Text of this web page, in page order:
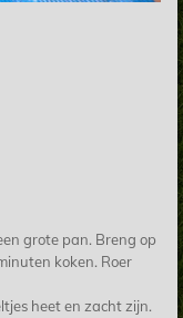
grote pan. Breng op
koken. Roer
heet en zacht zijn.